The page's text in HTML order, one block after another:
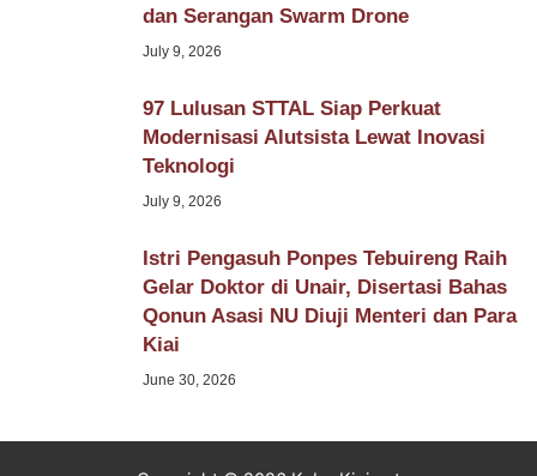
dan Serangan Swarm Drone
July 9, 2026
97 Lulusan STTAL Siap Perkuat
Modernisasi Alutsista Lewat Inovasi
Teknologi
July 9, 2026
Istri Pengasuh Ponpes Tebuireng Raih
Gelar Doktor di Unair, Disertasi Bahas
Qonun Asasi NU Diuji Menteri dan Para
Kiai
June 30, 2026